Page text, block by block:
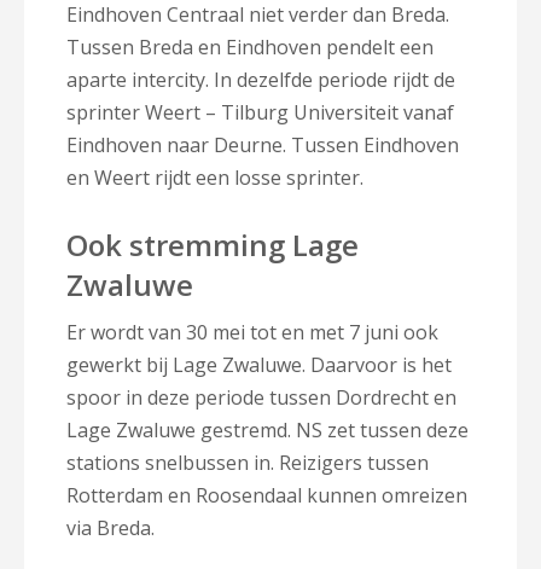
Eindhoven Centraal niet verder dan Breda.
Tussen Breda en Eindhoven pendelt een
aparte intercity. In dezelfde periode rijdt de
sprinter Weert – Tilburg Universiteit vanaf
Eindhoven naar Deurne. Tussen Eindhoven
en Weert rijdt een losse sprinter.
Ook stremming Lage
Zwaluwe
Er wordt van 30 mei tot en met 7 juni ook
gewerkt bij Lage Zwaluwe. Daarvoor is het
spoor in deze periode tussen Dordrecht en
Lage Zwaluwe gestremd. NS zet tussen deze
stations snelbussen in. Reizigers tussen
Rotterdam en Roosendaal kunnen omreizen
via Breda.